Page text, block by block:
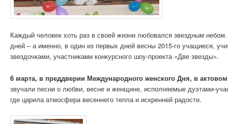
Каждый человек хоть раз в своей жизни любовался звездным
дней – а именно, в один из первых дней весны 2015-го учащиеся,
звездочками, участниками конкурсного шоу-проекта «Две звезды».
6 марта, в преддверии Международного женского Дня, в
звучали песни о любви, весне и женщине, исполняемые дуэтами-
где царила атмосфера весеннего тепла и искренней радости.